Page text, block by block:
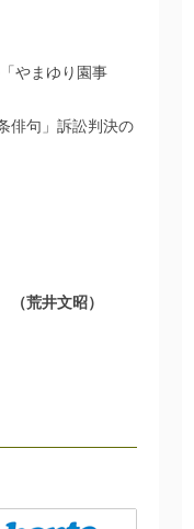
やまゆり園事
俳句」訴訟判決の
荒井文昭